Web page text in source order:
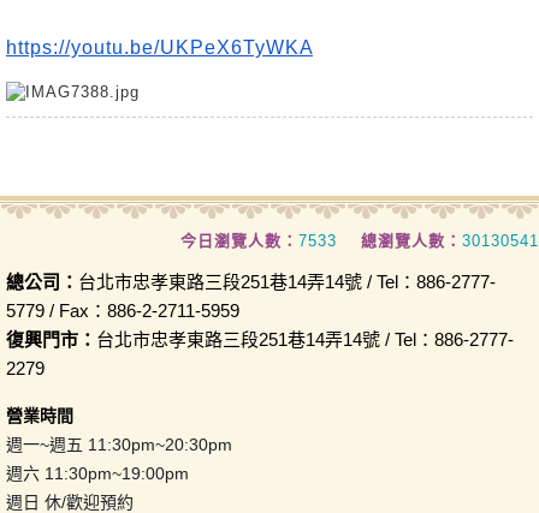
https://youtu.be/UKPeX6TyWKA
今日瀏覽人數： 7533 總瀏覽人數： 30130541
總公司： 台北市忠孝東路三段251巷14弄14號 / Tel：886-2777-
5779 / Fax：886-2-2711-5959
復興門市： 台北市忠孝東路三段251巷14弄14號 / Tel：886-2777-
2279
營業時間
週一~週五 11:30pm~20:30pm
週六 11:30pm~19:00pm
週日 休/歡迎預約